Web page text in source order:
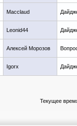
Macclaud
Leonid44
Алексей Морозов
Igorx
Текущее